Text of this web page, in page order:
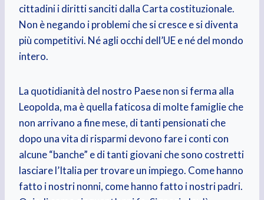
cittadini i diritti sanciti dalla Carta costituzionale.
Non è negando i problemi che si cresce e si diventa
più competitivi. Né agli occhi dell’UE e né del mondo
intero.
La quotidianità del nostro Paese non si ferma alla
Leopolda, ma è quella faticosa di molte famiglie che
non arrivano a fine mese, di tanti pensionati che
dopo una vita di risparmi devono fare i conti con
alcune “banche” e di tanti giovani che sono costretti
lasciare l’Italia per trovare un impiego. Come hanno
fatto i nostri nonni, come hanno fatto i nostri padri.